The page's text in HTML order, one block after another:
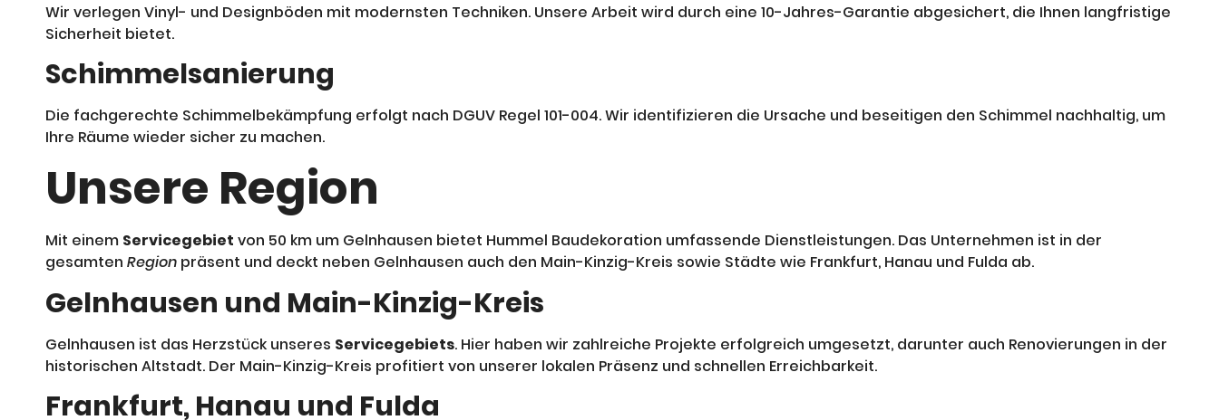
Wir verlegen Vinyl- und Designböden mit modernsten Techniken. Unsere Arbeit wird durch eine 10-Jahres-Garantie abgesichert, die Ihnen langfristige
Sicherheit bietet.
Schimmelsanierung
Die fachgerechte Schimmelbekämpfung erfolgt nach DGUV Regel 101-004. Wir identifizieren die Ursache und beseitigen den Schimmel nachhaltig, um
Ihre Räume wieder sicher zu machen.
Unsere Region
Mit einem Servicegebiet von 50 km um Gelnhausen bietet Hummel Baudekoration umfassende Dienstleistungen. Das Unternehmen ist in der
gesamten Region präsent und deckt neben Gelnhausen auch den Main-Kinzig-Kreis sowie Städte wie Frankfurt, Hanau und Fulda ab.
Gelnhausen und Main-Kinzig-Kreis
Gelnhausen ist das Herzstück unseres Servicegebiets. Hier haben wir zahlreiche Projekte erfolgreich umgesetzt, darunter auch Renovierungen in der
historischen Altstadt. Der Main-Kinzig-Kreis profitiert von unserer lokalen Präsenz und schnellen Erreichbarkeit.
Frankfurt, Hanau und Fulda